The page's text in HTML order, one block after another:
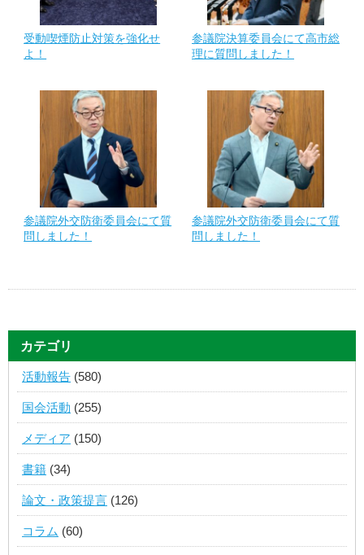
受動喫煙防止対策を強化せ
よ！
参議院決算委員会にて高市総
理に質問しました！
参議院外交防衛委員会にて質
問しました！
参議院外交防衛委員会にて質
問しました！
カテゴリ
活動報告 (580)
国会活動 (255)
メディア (150)
書籍 (34)
論文・政策提言 (126)
コラム (60)